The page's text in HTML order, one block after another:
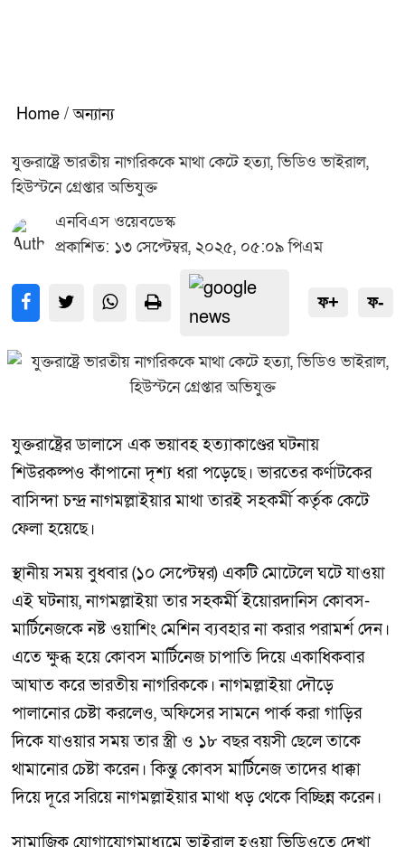
Home / অন্যান্য
যুক্তরাষ্ট্রে ভারতীয় নাগরিককে মাথা কেটে হত্যা, ভিডিও ভাইরাল,
হিউস্টনে গ্রেপ্তার অভিযুক্ত
এনবিএস ওয়েবডেস্ক
প্রকাশিত: ১৩ সেপ্টেম্বর, ২০২৫, ০৫:০৯ পিএম
ফ+ ফ-
যুক্তরাষ্ট্রের ডালাসে এক ভয়াবহ হত্যাকাণ্ডের ঘটনায়
শিউরকল্পও কাঁপানো দৃশ্য ধরা পড়েছে। ভারতের কর্ণাটকের
বাসিন্দা চন্দ্র নাগমল্লাইয়ার মাথা তারই সহকর্মী কর্তৃক কেটে
ফেলা হয়েছে।
স্থানীয় সময় বুধবার (১০ সেপ্টেম্বর) একটি মোটেলে ঘটে যাওয়া
এই ঘটনায়, নাগমল্লাইয়া তার সহকর্মী ইয়োরদানিস কোবস-
মার্টিনেজকে নষ্ট ওয়াশিং মেশিন ব্যবহার না করার পরামর্শ দেন।
এতে ক্ষুব্ধ হয়ে কোবস মার্টিনেজ চাপাতি দিয়ে একাধিকবার
আঘাত করে ভারতীয় নাগরিককে। নাগমল্লাইয়া দৌড়ে
পালানোর চেষ্টা করলেও, অফিসের সামনে পার্ক করা গাড়ির
দিকে যাওয়ার সময় তার স্ত্রী ও ১৮ বছর বয়সী ছেলে তাকে
থামানোর চেষ্টা করেন। কিন্তু কোবস মার্টিনেজ তাদের ধাক্কা
দিয়ে দূরে সরিয়ে নাগমল্লাইয়ার মাথা ধড় থেকে বিচ্ছিন্ন করেন।